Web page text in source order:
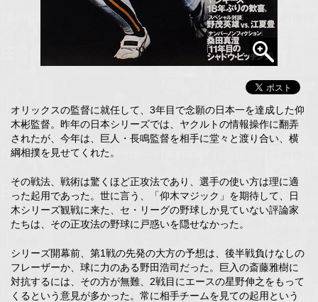
オリックスの監督に就任して、3年目で念願の日本一を達成した仰
木彬監督。昨年の日本シリーズでは、ヤクルトの情報操作に翻弄
されたが、今年は、巨人・長鳴監督を相手に堂々と渡り合い、横
綱相撲を見せてくれた。
その戦法、戦術は驚くほど正攻法であり、選手の使い方は理に適
った起用であった。世に言う、「仰木マジック」を期待して、日
木シリーズ観戦に来た、セ・リーグの野球しか見ていない評論家
たちは、その正攻法の野球に戸惑いを隠せなかった。
シリーズ開幕前、第1戦の先発の大方の予想は、後半戦負けなしの
フレーザーか、球に力のある野田浩司だった。巨入の斎藤雅樹に
対抗するには、その方が無難、2戦目にエースの星野伸之をもって
くるという意見が多かった。常に相手チームを見ての起用という